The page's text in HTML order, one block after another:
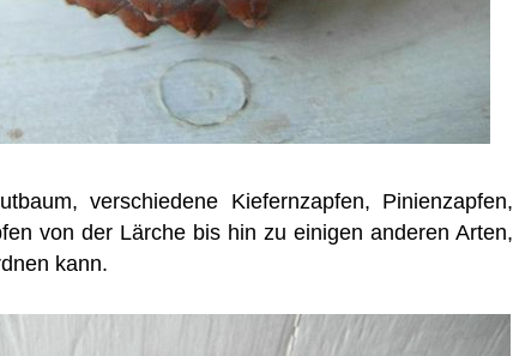
verschiedene Kiefernzapfen, Pinienzapfen,
von der Lärche bis hin zu einigen anderen Arten,
kann.